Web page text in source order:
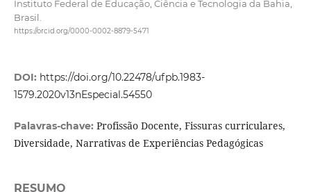
Instituto Federal de Educação, Ciência e Tecnologia da Bahia,
Brasil.
https://orcid.org/0000-0002-8879-5471
DOI: https://doi.org/10.22478/ufpb.1983-
1579.2020v13nEspecial.54550
Palavras-chave: Profissão Docente, Fissuras curriculares,
Diversidade, Narrativas de Experiências Pedagógicas
RESUMO